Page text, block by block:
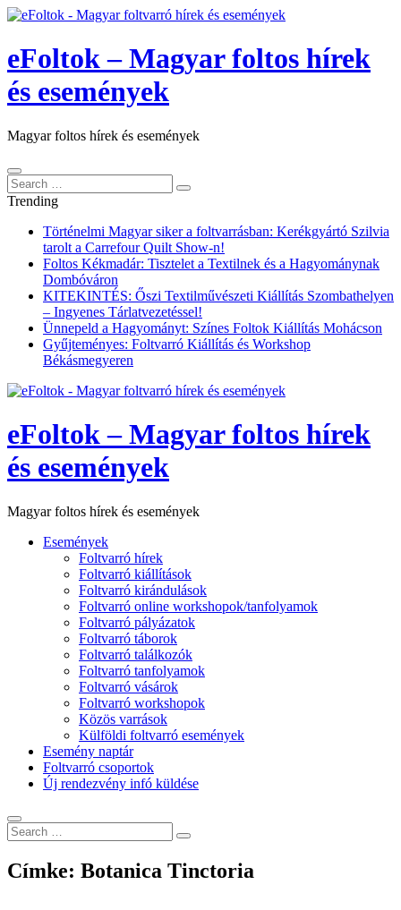
eFoltok – Magyar foltos hírek
és események
Magyar foltos hírek és események
Search
for:
Search
Trending
Történelmi Magyar siker a foltvarrásban: Kerékgyártó Szilvia
tarolt a Carrefour Quilt Show-n!
Foltos Kékmadár: Tisztelet a Textilnek és a Hagyománynak
Dombóváron
KITEKINTÉS: Őszi Textilművészeti Kiállítás Szombathelyen
– Ingyenes Tárlatvezetéssel!
Ünnepeld a Hagyományt: Színes Foltok Kiállítás Mohácson
Gyűjteményes: Foltvarró Kiállítás és Workshop
Békásmegyeren
eFoltok – Magyar foltos hírek
és események
Magyar foltos hírek és események
Események
Foltvarró hírek
Foltvarró kiállítások
Foltvarró kirándulások
Foltvarró online workshopok/tanfolyamok
Foltvarró pályázatok
Foltvarró táborok
Foltvarró találkozók
Foltvarró tanfolyamok
Foltvarró vásárok
Foltvarró workshopok
Közös varrások
Külföldi foltvarró események
Esemény naptár
Foltvarró csoportok
Új rendezvény infó küldése
Search
for:
Search
Címke: Botanica Tinctoria